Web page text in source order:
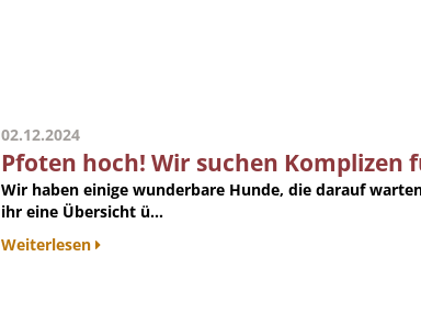
02.12.2024
Pfoten hoch! Wir suchen Komplizen
Wir haben einige wunderbare Hunde, die darauf
ihr eine Übersicht ü...
Weiterlesen